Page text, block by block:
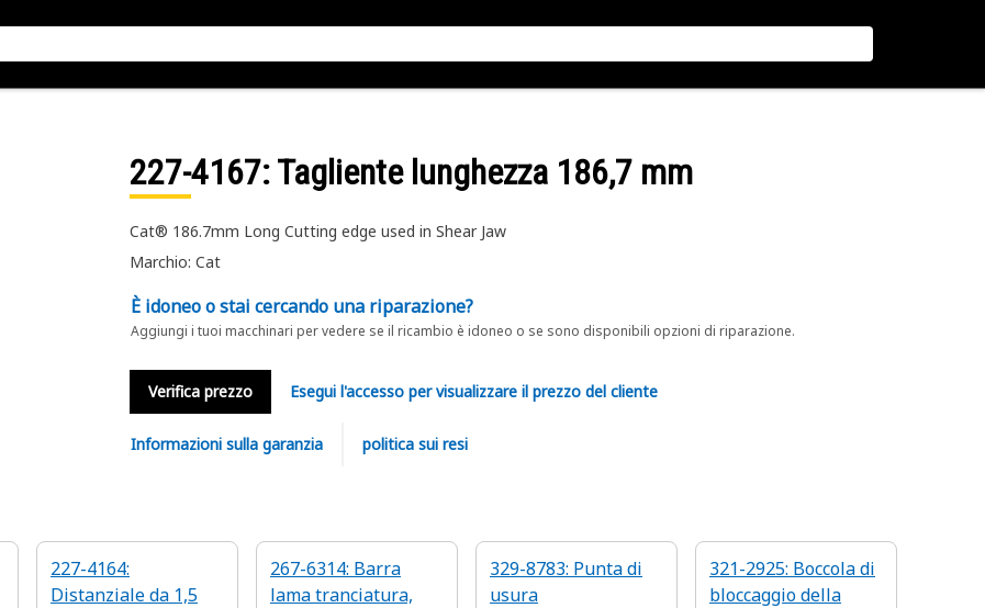
227-4167: Tagliente lunghezza 186,7 mm
Cat® 186.7mm Long Cutting edge used in Shear Jaw
Marchio: Cat
È idoneo o stai cercando una riparazione?
Aggiungi i tuoi macchinari per vedere se il ricambio è idoneo o se sono disponibili opzioni di riparazione.
Verifica prezzo Esegui l'accesso per visualizzare il prezzo del cliente
Informazioni sulla garanzia politica sui resi
227-4164:
Distanziale da 1,5
267-6314: Barra
lama tranciatura,
329-8783: Punta di
usura
321-2925: Boccola di
bloccaggio della